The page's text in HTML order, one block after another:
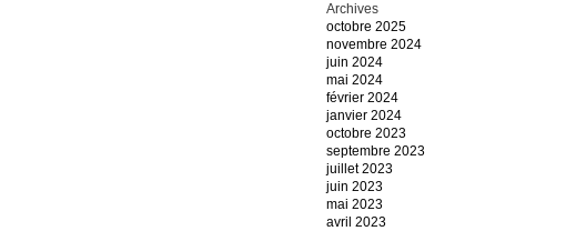
Archives
octobre 2025
novembre 2024
juin 2024
mai 2024
février 2024
janvier 2024
octobre 2023
septembre 2023
juillet 2023
juin 2023
mai 2023
avril 2023